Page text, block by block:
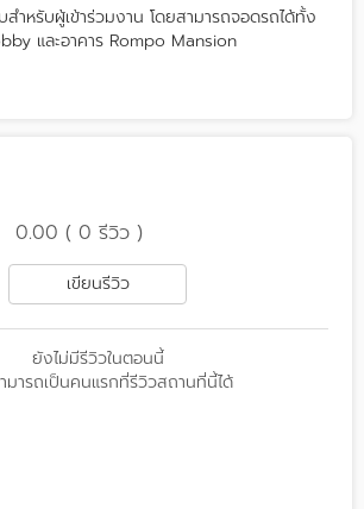
ำหรับผู้เข้าร่วมงาน โดยสามารถจอดรถได้ทั้ง
และอาคาร Rompo Mansion
0.00 ( 0 รีวิว )
เขียนรีวิว
ยังไม่มีรีวิวในตอนนี้
ารถเป็นคนแรกที่รีวิวสถานที่นี้ได้